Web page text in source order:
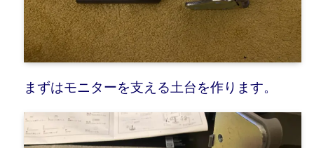
まずはモニターを支える土台を作ります。